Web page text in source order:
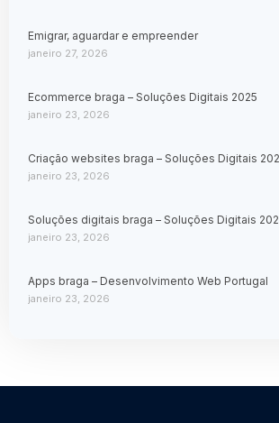
Emigrar, aguardar e empreender
janeiro 27, 2026
Ecommerce braga – Soluções Digitais 2025
janeiro 23, 2026
Criação websites braga – Soluções Digitais
janeiro 23, 2026
Soluções digitais braga – Soluções Digitais
janeiro 23, 2026
Apps braga – Desenvolvimento Web Portugal
janeiro 23, 2026